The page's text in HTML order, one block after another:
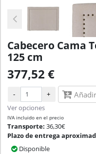
Cabecero Cama
125 cm
377,52 €
- +
Ver opciones
IVA incluido en el precio
Transporte: 36,30€
Plazo de entrega
Disponible